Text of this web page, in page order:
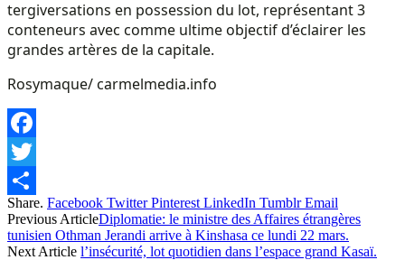
tergiversations en possession du lot, représentant 3
conteneurs avec comme ultime objectif d’éclairer les
grandes artères de la capitale.
Rosymaque/ carmelmedia.info
Facebook
Twitter
Share
Share. Facebook Twitter Pinterest LinkedIn Tumblr Email
Previous ArticleDiplomatie: le ministre des Affaires étrangères
tunisien Othman Jerandi arrive à Kinshasa ce lundi 22 mars.
Next Article l’insécurité, lot quotidien dans l’espace grand Kasaï.